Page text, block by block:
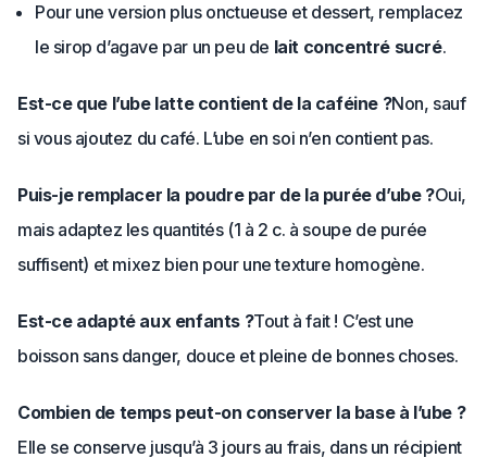
Pour une version plus onctueuse et dessert, remplacez
le sirop d’agave par un peu de lait concentré sucré.
Est-ce que l’ube latte contient de la caféine ?Non, sauf
si vous ajoutez du café. L’ube en soi n’en contient pas.
Puis-je remplacer la poudre par de la purée d’ube ?Oui,
mais adaptez les quantités (1 à 2 c. à soupe de purée
suffisent) et mixez bien pour une texture homogène.
Est-ce adapté aux enfants ?Tout à fait ! C’est une
boisson sans danger, douce et pleine de bonnes choses.
Combien de temps peut-on conserver la base à l’ube ?
Elle se conserve jusqu’à 3 jours au frais, dans un récipient